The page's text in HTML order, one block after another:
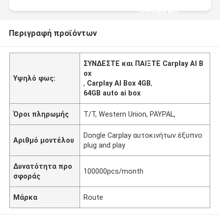
επαφή με
Περιγραφή προϊόντων
Υψηλό φως:
ΣΥΝΔΕΣΤΕ και ΠΑΙΞΤΕ Carplay AI B
ox
, Carplay AI Box 4GB,
64GB auto ai box
Όροι πληρωμής T/T, Western Union, PAYPAL,
Αριθμό μοντέλου
Dongle Carplay αυτοκινήτων έξυπνο
plug and play
Δυνατότητα προ
σφοράς
100000pcs/month
Μάρκα Route